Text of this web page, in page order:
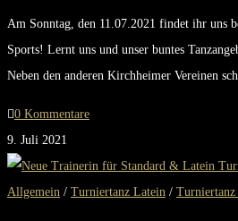
Am Sonntag, den 11.07.2021 findet ihr uns
Sports! Lernt uns und unser buntes
Neben den anderen Kirchheimer Vereinen
0 Kommentare
9. Juli 2021
Allgemein / Turniertanz Latein / Turniertanz